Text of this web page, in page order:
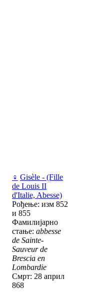
♀ Gisèle - (Fille
de Louis II
d'Italie, Abesse)
Рођење: изм 852
и 855
Фамилијарно
стање: abbesse
de Sainte-
Sauveur de
Brescia en
Lombardie
Смрт: 28 април
868